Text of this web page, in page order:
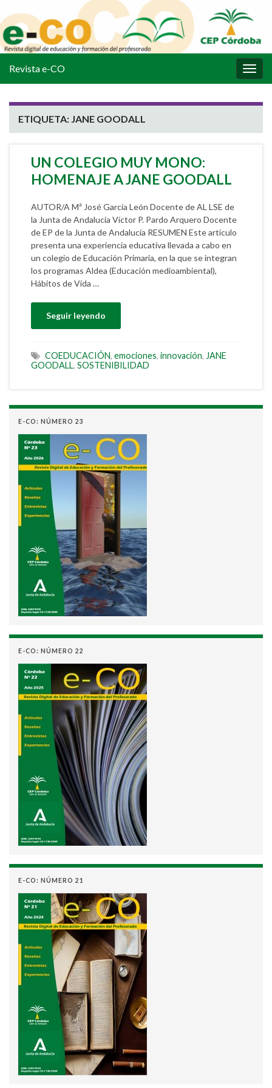
la
Revista e-CO
ETIQUETA: JANE GOODALL
UN COLEGIO MUY MONO:
HOMENAJE A JANE GOODALL
AUTOR/A Mª José García León Docente de AL LSE de
la Junta de Andalucía Víctor P. Pardo Arquero Docente
de EP de la Junta de Andalucía RESUMEN Este artículo
presenta una experiencia educativa llevada a cabo en
un colegio de Educación Primaria, en la que se integran
los programas Aldea (Educación medioambiental),
Hábitos de Vida …
Seguir leyendo
COEDUCACIÓN, emociones, innovación, JANE
GOODALL, SOSTENIBILIDAD
E-CO: NÚMERO 23
E-CO: NÚMERO 22
E-CO: NÚMERO 21